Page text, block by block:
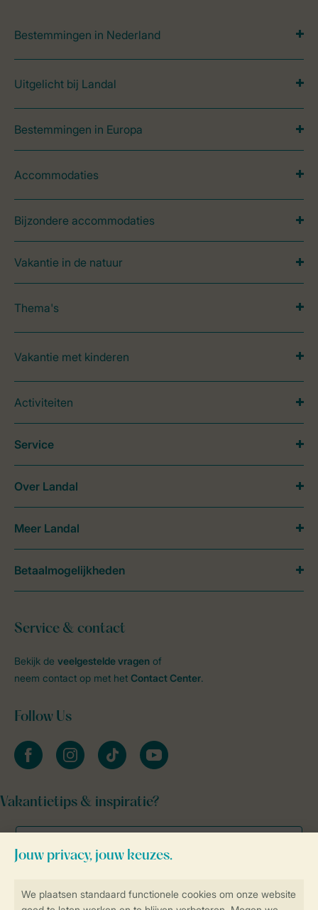
Bestemmingen in Nederland
Uitgelicht bij Landal
Bestemmingen in Europa
Accommodaties
Bijzondere accommodaties
Vakantie in de natuur
Thema's
Vakantie met kinderen
Activiteiten
Service & contact
Bekijk de veelgestelde vragen of
neem contact op met het Contact Center.
Follow Us
facebookinstagramtiktok youtube
Vakantietips & inspiratie?
Service
Over Landal
Meer Landal
Betaalmogelijkheden